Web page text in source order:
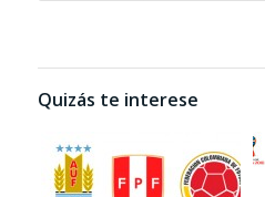
Quizás te interese